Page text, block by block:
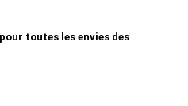
toutes les envies des